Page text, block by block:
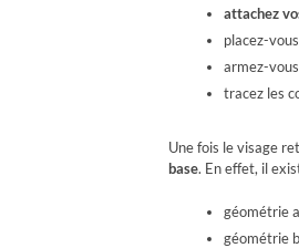
attachez
placez-
armez-
tracez les
Une fois le visage
base. En effet, il
géométrie
géométrie